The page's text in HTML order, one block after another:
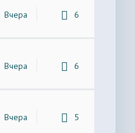
Вчера 6
Вчера 6
Вчера 5